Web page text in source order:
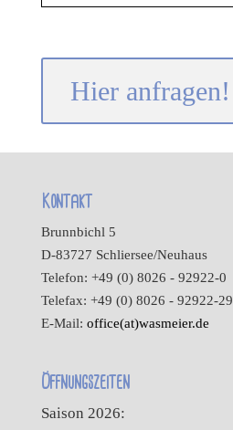
Hier anfragen!
Kontakt
Brunnbichl 5
D-83727 Schliersee/Neuhaus
Telefon: +49 (0) 8026 - 92922-0
Telefax: +49 (0) 8026 - 92922-29
E-Mail: office(at)wasmeier.de
Öffnungszeiten
Saison 2026: